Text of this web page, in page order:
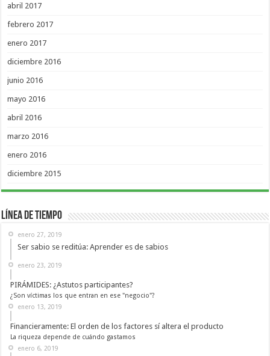
abril 2017
febrero 2017
enero 2017
diciembre 2016
junio 2016
mayo 2016
abril 2016
marzo 2016
enero 2016
diciembre 2015
Línea de Tiempo
enero 27, 2019
Ser sabio se reditúa: Aprender es de sabios
enero 23, 2019
PIRÁMIDES: ¿Astutos participantes?
¿Son víctimas los que entran en ese "negocio"?
enero 13, 2019
Financieramente: El orden de los factores sí altera el producto
La riqueza depende de cuándo gastamos
enero 6, 2019